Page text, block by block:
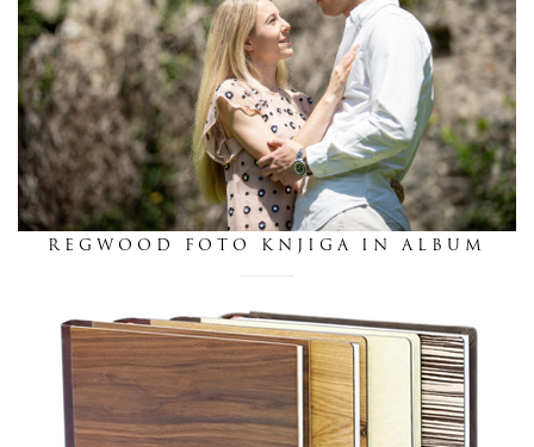
leseni izdelki
mi
dnevnik
REGWOOD FOTO KNJIGA IN ALBUM